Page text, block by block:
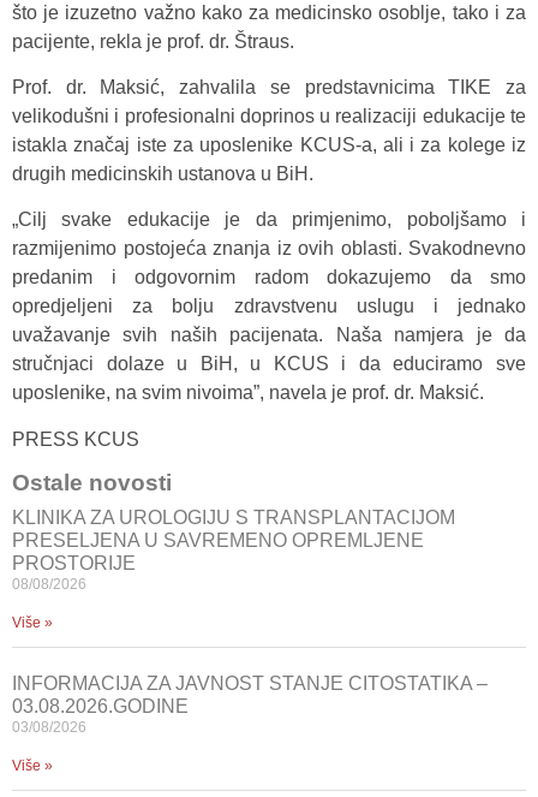
što je izuzetno važno kako za medicinsko osoblje, tako i za
pacijente, rekla je prof. dr. Štraus.
Prof. dr. Maksić, zahvalila se predstavnicima TIKE za
velikodušni i profesionalni doprinos u realizaciji edukacije te
istakla značaj iste za uposlenike KCUS-a, ali i za kolege iz
drugih medicinskih ustanova u BiH.
„Cilj svake edukacije je da primjenimo, poboljšamo i
razmijenimo postojeća znanja iz ovih oblasti. Svakodnevno
predanim i odgovornim radom dokazujemo da smo
opredjeljeni za bolju zdravstvenu uslugu i jednako
uvažavanje svih naših pacijenata. Naša namjera je da
stručnjaci dolaze u BiH, u KCUS i da educiramo sve
uposlenike, na svim nivoima”, navela je prof. dr. Maksić.
PRESS KCUS
Ostale novosti
KLINIKA ZA UROLOGIJU S TRANSPLANTACIJOM
PRESELJENA U SAVREMENO OPREMLJENE
PROSTORIJE
08/08/2026
Više »
INFORMACIJA ZA JAVNOST STANJE CITOSTATIKA –
03.08.2026.GODINE
03/08/2026
Više »